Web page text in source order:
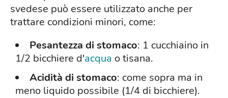
svedese può essere utilizzato anche per
trattare condizioni minori, come:
Pesantezza di stomaco: 1 cucchiaino in
1/2 bicchiere d'acqua o tisana.
Acidità di stomaco: come sopra ma in
meno liquido possibile (1/4 di bicchiere).